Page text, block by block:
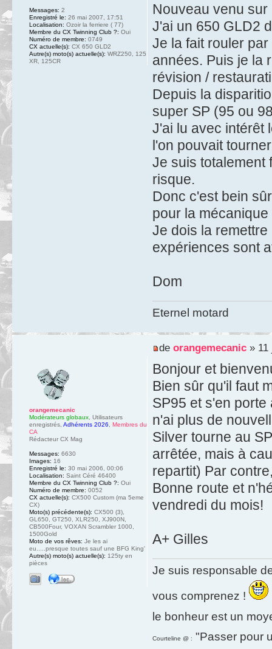
Nouveau venu sur
J'ai un 650 GLD2
Je la fait rouler
années. Puis je la
révision /
Depuis la
super SP (95 ou
J'ai lu avec intérêt
l'on pouvait
Je suis totalement
risque.
Donc c'est bein
pour la mécanique
Je dois la
expériences sont
Dom
Eternel motard
Messages: 2
Enregistré le: 26 mai 2007, 17:51
Localisation: Ozoir la ferriere ( 77)
Membre du CX Twinning Club ?: Oui
Numéro de membre: 0749
CX actuelle(s): CX 650 GLD2
Autre(s) moto(s) actuelle(s): WRZ250, 125
XR, 125CR
de orangemecanic» 11
Bonjour et
Bien sûr qu'il faut
SP95 et s'en
n'ai plus de
Silver tourne au
arrêtée, mais à
repartit) Par
Bonne route et
vendredi du mois!
A+ Gilles
Je suis responsable
vous comprenez !
le bonheur est un
Courteline @ : "Passer pour
orangemecanic
Modérateurs globaux Utilisateurs
enregistrés Adhérents 2026
Membres du
CA
Rédacteur CX Mag
Messages: 6630
Images: 16
Enregistré le: 30 mai 2006, 00:06
Localisation: Saint Céré 46400
Membre du CX Twinning Club ?: Oui
Numéro de membre: 0052
CX actuelle(s): CX500 Custom (ma 5eme
CX)
Moto(s) précédente(s): CX500 (3),
GL650, GT250, XLR250, XJ900N,
CB500Four, VOXAN Scrambler 1000,
1500Gold
Moto de vos rêves: Je les ai
eu.....presque toutes sauf une BFG King'
Autre(s) moto(s) actuelle(s): 125ty en
pièces